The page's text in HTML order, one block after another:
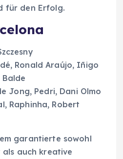
für den Erfolg.
Ronald Araújo, Iñigo
Jong, Pedri, Dani Olmo
Raphinha, Robert
garantierte sowohl
auch kreative